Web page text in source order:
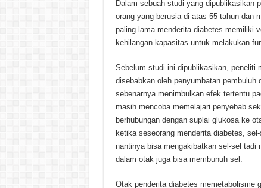
Dalam sebuah studi yang dipublikasikan
orang yang berusia di atas 55 tahun dan
paling lama menderita diabetes memiliki
kehilangan kapasitas untuk melakukan
Sebelum studi ini dipublikasikan, peneliti
disebabkan oleh penyumbatan
sebenarnya menimbulkan efek tertentu
masih mencoba memelajari penyebab
berhubungan dengan suplai glukosa ke
ketika seseorang menderita diabetes,
nantinya bisa mengakibatkan sel-sel tadi
dalam otak juga bisa membunuh sel.
Otak penderita diabetes memetabolisme